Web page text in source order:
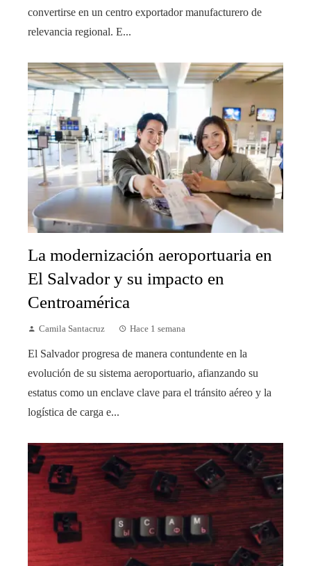
convertirse en un centro exportador manufacturero de
relevancia regional. E...
La modernización aeroportuaria en
El Salvador y su impacto en
Centroamérica
Camila Santacruz Hace 1 semana
El Salvador progresa de manera contundente en la
evolución de su sistema aeroportuario, afianzando su
estatus como un enclave clave para el tránsito aéreo y la
logística de carga e...